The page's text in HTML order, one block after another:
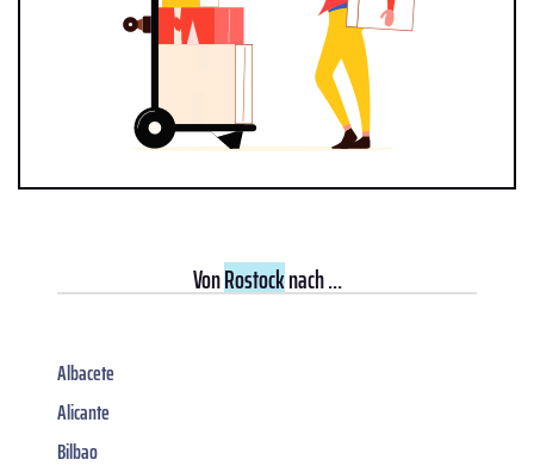
VonRostocknach ...
Albacete
Alicante
Bilbao